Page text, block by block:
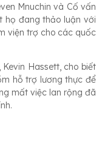
Mnuchin và Cố vấn
họ đang thảo luận với
viện trợ cho các quốc
Hassett, cho biết
hỗ trợ lương thực để
mất việc lan rộng đã